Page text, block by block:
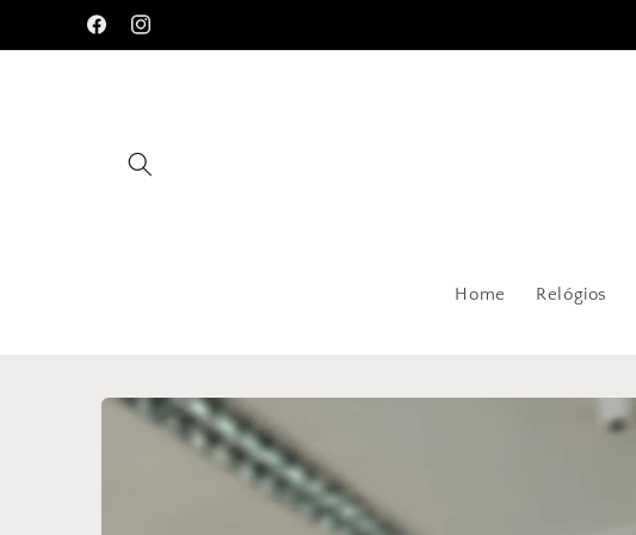
para o
conteúdo
FacebookInstagram
Home Relógios
Pular para
as
informações
do produto